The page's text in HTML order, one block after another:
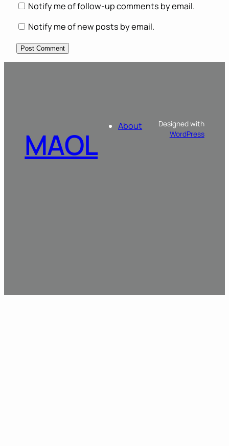
Notify me of follow-up comments by email.
Notify me of new posts by email.
MAOL About
Designed with
WordPress